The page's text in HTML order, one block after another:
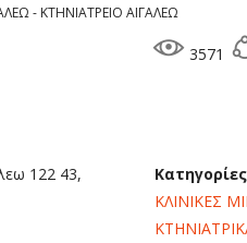
- ΚΤΗΝΙΑΤΡΕΙΟ ΑΙΓΑΛΕΩ
3571
122 43,
ΚΛΙΝΙΚΕΣ